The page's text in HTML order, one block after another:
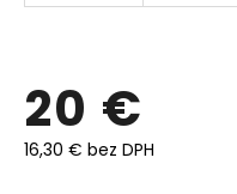
20 €
16,30 € bez DPH